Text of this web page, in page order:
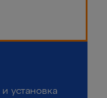
установка